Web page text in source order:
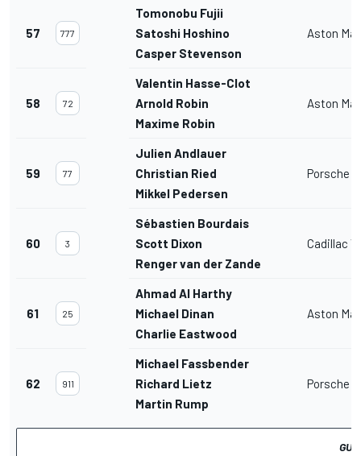
57 777
Tomonobu Fujii
Satoshi Hoshino
Casper Stevenson
Aston
58 72
Valentin Hasse-Clot
Arnold Robin
Maxime Robin
Aston
59 77
Julien Andlauer
Christian Ried
Mikkel Pedersen
Porsche
60 3
Sébastien Bourdais
Scott Dixon
Renger van der Zande
Cadillac
61 25
Ahmad Al Harthy
Michael Dinan
Charlie Eastwood
Aston
62 911
Michael Fassbender
Richard Lietz
Martin Rump
Porsche